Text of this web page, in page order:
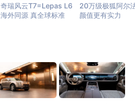
奇瑞风云T7=Lepas L6
海外同源 真全球标准
20万级极狐阿尔
颜值更有实力